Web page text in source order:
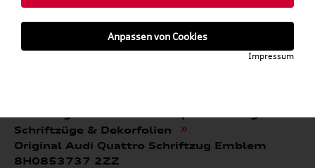
Schriftzüge & Dekorfolien »
Original Audi Quattro Schriftzug Emblem
8H0853737 2ZZ
Anpassen von Cookies
Impressum